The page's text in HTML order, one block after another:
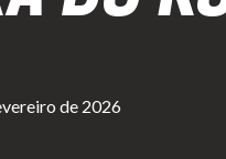
de 2026